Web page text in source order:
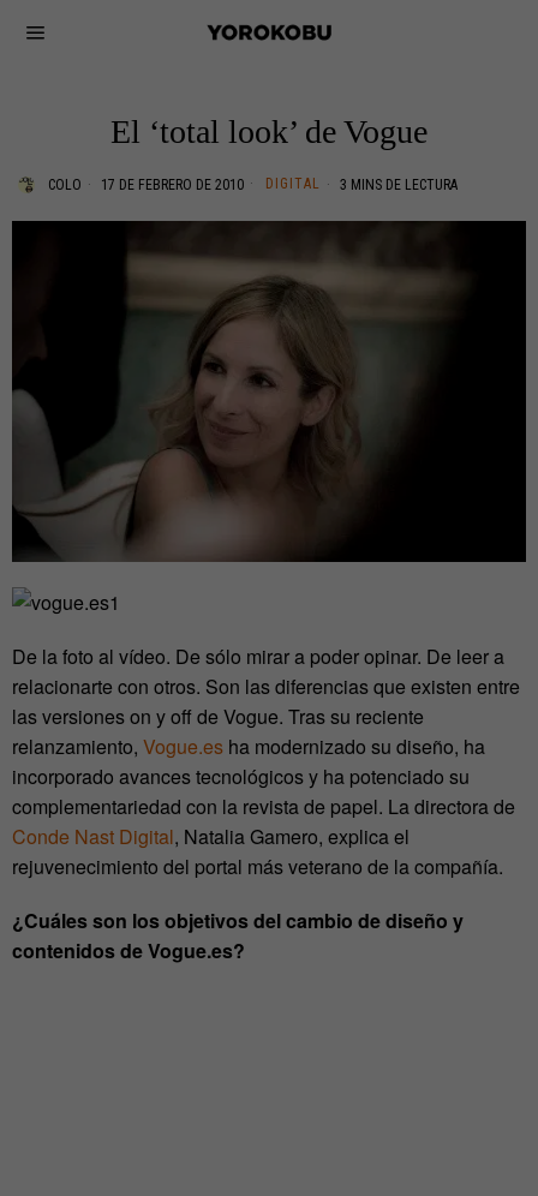
El ‘total look’ de Vogue
COLO 17 DE FEBRERO DE 2010 DIGITAL 3 MINS DE LECTURA
De la foto al vídeo. De sólo mirar a poder opinar. De leer a
relacionarte con otros. Son las diferencias que existen entre
las versiones on y off de Vogue. Tras su reciente
relanzamiento, Vogue.es ha modernizado su diseño, ha
incorporado avances tecnológicos y ha potenciado su
complementariedad con la revista de papel. La directora de
Conde Nast Digital, Natalia Gamero, explica el
rejuvenecimiento del portal más veterano de la compañía.
¿Cuáles son los objetivos del cambio de diseño y
contenidos de Vogue.es?